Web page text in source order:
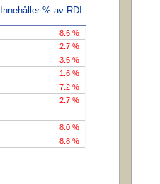
Innehåller % av RDI
8.6 %
2.7 %
3.6 %
1.6 %
7.2 %
2.7 %
8.0 %
8.8 %